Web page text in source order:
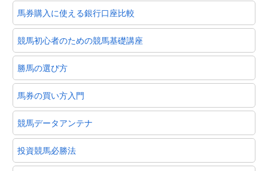
馬券購入に使える銀行口座比較
競馬初心者のための競馬基礎講座
勝馬の選び方
馬券の買い方入門
競馬データアンテナ
投資競馬必勝法